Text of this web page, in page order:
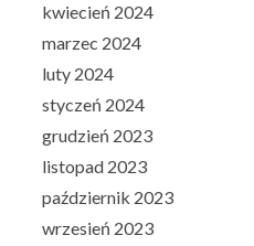
kwiecień 2024
marzec 2024
luty 2024
styczeń 2024
grudzień 2023
listopad 2023
październik 2023
wrzesień 2023